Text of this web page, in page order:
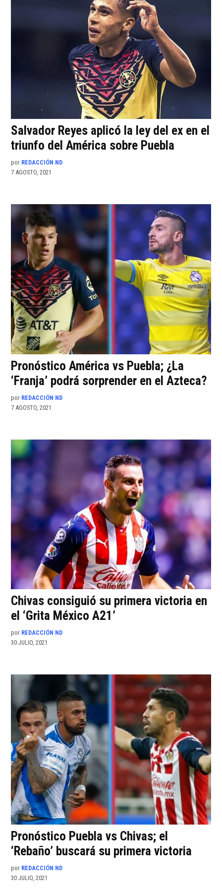
Salvador Reyes aplicó la ley del ex en el
triunfo del América sobre Puebla
por REDACCIÓN ND
7 AGOSTO, 2021
Pronóstico América vs Puebla; ¿La
‘Franja’ podrá sorprender en el Azteca?
por REDACCIÓN ND
7 AGOSTO, 2021
Chivas consiguió su primera victoria en
el ‘Grita México A21’
por REDACCIÓN ND
30 JULIO, 2021
Pronóstico Puebla vs Chivas; el
‘Rebaño’ buscará su primera victoria
por REDACCIÓN ND
30 JULIO, 2021